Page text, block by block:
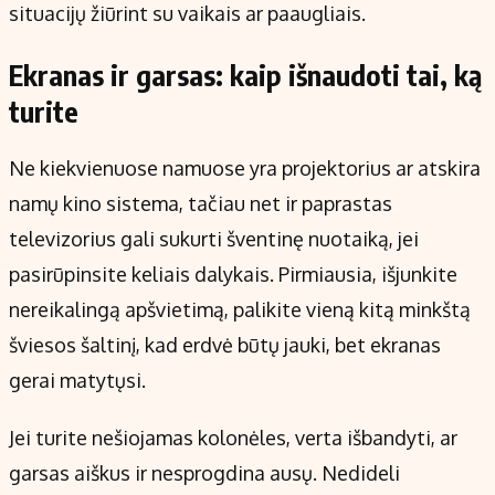
situacijų žiūrint su vaikais ar paaugliais.
Ekranas ir garsas: kaip išnaudoti tai, ką
turite
Ne kiekvienuose namuose yra projektorius ar atskira
namų kino sistema, tačiau net ir paprastas
televizorius gali sukurti šventinę nuotaiką, jei
pasirūpinsite keliais dalykais. Pirmiausia, išjunkite
nereikalingą apšvietimą, palikite vieną kitą minkštą
šviesos šaltinį, kad erdvė būtų jauki, bet ekranas
gerai matytųsi.
Jei turite nešiojamas kolonėles, verta išbandyti, ar
garsas aiškus ir nesprogdina ausų. Nedideli